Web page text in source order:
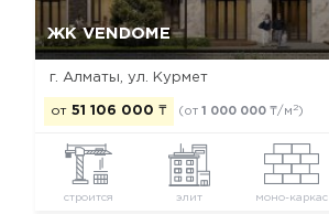
ЖК VENDOME
г. Алматы, ул. Курмет
от 51 106 000 ₸ (от 1 000 000 ₸/м 2)
строится элит моно-каркас